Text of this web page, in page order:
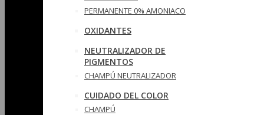
PERMANENTE 0% AMONIACO
OXIDANTES
NEUTRALIZADOR DE
PIGMENTOS
CHAMPÚ NEUTRALIZADOR
CUIDADO DEL COLOR
CHAMPÚ